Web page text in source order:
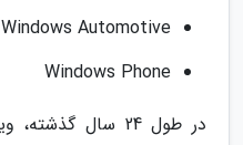
Windows Automotive
Windows Phone